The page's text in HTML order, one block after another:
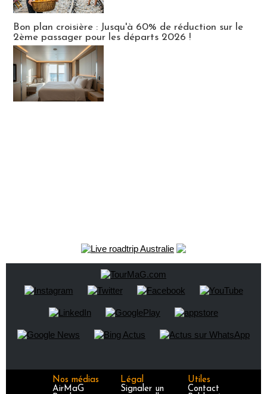
Bon plan croisière : Jusqu'à 60% de réduction sur le
2ème passager pour les départs 2026 !
Nos médias
AirMaG
Légal
Signaler un
Utiles
Contact